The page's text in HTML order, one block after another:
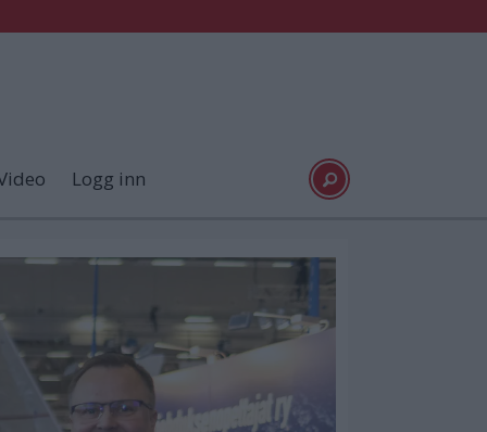
Logg inn